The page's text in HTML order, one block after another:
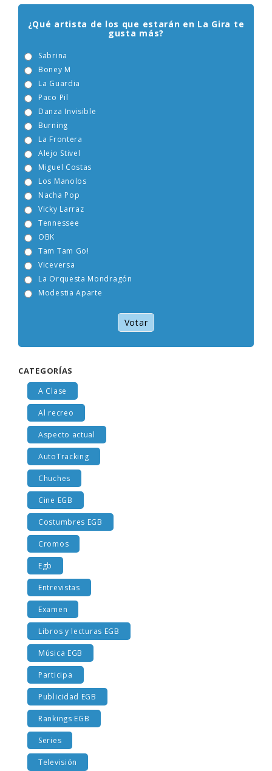
¿Qué artista de los que estarán en La Gira te
gusta más?
Sabrina
Boney M
La Guardia
Paco Pil
Danza Invisible
Burning
La Frontera
Alejo Stivel
Miguel Costas
Los Manolos
Nacha Pop
Vicky Larraz
Tennessee
OBK
Tam Tam Go!
Viceversa
La Orquesta Mondragón
Modestia Aparte
Votar
CATEGORÍAS
A Clase
Al recreo
Aspecto actual
AutoTracking
Chuches
Cine EGB
Costumbres EGB
Cromos
Egb
Entrevistas
Examen
Libros y lecturas EGB
Música EGB
Participa
Publicidad EGB
Rankings EGB
Series
Televisión